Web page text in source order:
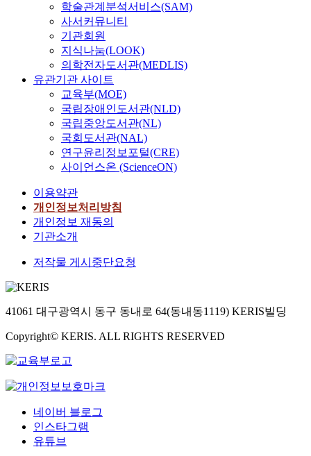
학술관계분석서비스(SAM)
사서커뮤니티
기관회원
지식나눔(LOOK)
의학전자도서관(MEDLIS)
유관기관 사이트
교육부(MOE)
국립장애인도서관(NLD)
국립중앙도서관(NL)
국회도서관(NAL)
연구윤리정보포털(CRE)
사이언스온 (ScienceON)
이용약관
개인정보처리방침
개인정보 재동의
기관소개
저작물 게시중단요청
41061 대구광역시 동구 동내로 64(동내동1119) KERIS빌딩
Copyright© KERIS. ALL RIGHTS RESERVED
네이버 블로그
인스타그램
유튜브